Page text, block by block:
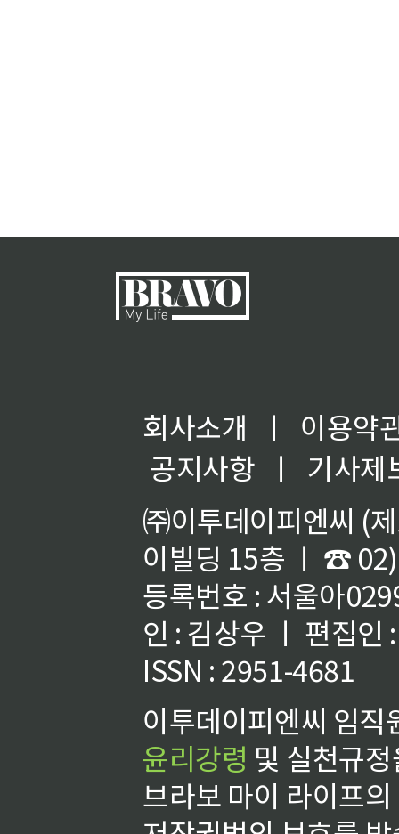
회사소개 ㅣ
이용약
공지사항
ㅣ
기사제
㈜이투데이피엔씨 (
이빌딩 15층 ㅣ ☎
등록번호 : 서울아
인 : 김상우 ㅣ 편집인
ISSN : 2951-4681
이투데이피엔씨 임
윤리강령 및 실천규
브라보 마이 라이프